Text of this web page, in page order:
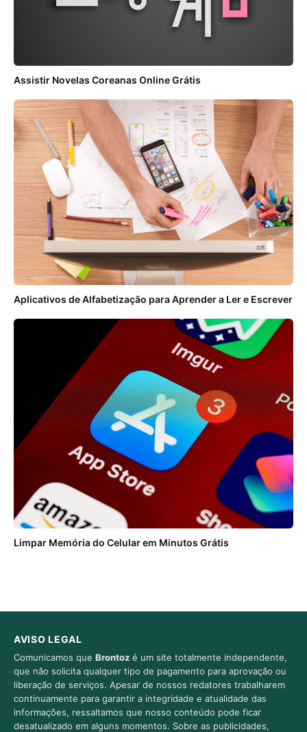
Assistir Novelas Coreanas Online Grátis
Aplicativos de Alfabetização para Aprender a Ler e Escrever
Limpar Memória do Celular em Minutos Grátis
AVISO LEGAL
Comunicamos que Brontoz é um site totalmente independente,
que não solicita qualquer tipo de pagamento para aprovação ou
liberação de serviços. Apesar de nossos redatores trabalharem
continuamente para garantir a integridade e atualidade das
informações, ressaltamos que nosso conteúdo pode ficar
desatualizado em alguns momentos. Sobre as publicidades,